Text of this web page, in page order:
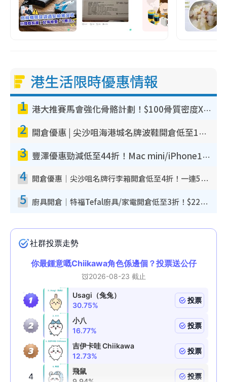
港生活限時優惠情報
1 港大推賽馬會強化骨骼計劃！$100骨質密度X光檢查 完成免費運動訓練送超市禮券！附參加資格
2 開倉優惠 | 尖沙咀海港城名牌波鞋開倉低至1折！On鞋$899起／Joy&Peace鞋履$98起
3 豐澤優惠勁減低至44折！Mac mini/iPhone17Pro大減價！廚房家電$220起
4 開倉優惠｜尖沙咀名牌行李箱開倉低至4折！一連5日 American Tourister/ace./Hallmark $200起！
5 廚具開倉｜特福Tefal廚具/家電開倉低至3折！$220起買平底鍋/炒鑊/湯煲！電飯煲/吸塵機/燙斗$418起